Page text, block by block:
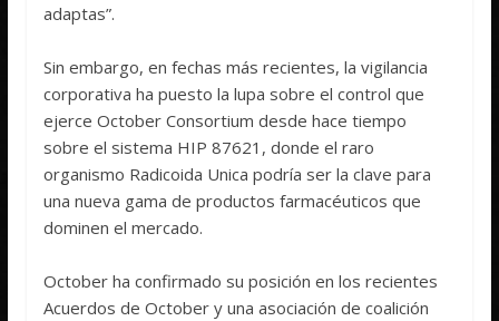
adaptas”.
Sin embargo, en fechas más recientes, la vigilancia
corporativa ha puesto la lupa sobre el control que
ejerce October Consortium desde hace tiempo
sobre el sistema HIP 87621, donde el raro
organismo Radicoida Unica podría ser la clave para
una nueva gama de productos farmacéuticos que
dominen el mercado.
October ha confirmado su posición en los recientes
Acuerdos de October y una asociación de coalición